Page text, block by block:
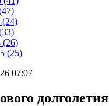
(24)
(26)
(25)
07:07
долголетия